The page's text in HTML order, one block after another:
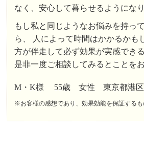
なく、安心して暮らせるようになり
もし私と同じようなお悩みを持っ
ら、 人によって時間はかかるかも
方が伴走して必ず効果が実感でき
是非一度ご相談してみるとことを
M・K様 55歳 女性 東京都港区
※お客様の感想であり、効果効能を保証するも